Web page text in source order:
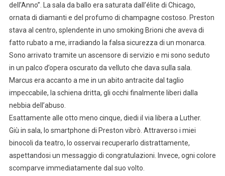
dell’Anno”. La sala da ballo era saturata dall’élite di Chicago,
ornata di diamanti e del profumo di champagne costoso. Preston
stava al centro, splendente in uno smoking Brioni che aveva di
fatto rubato a me, irradiando la falsa sicurezza di un monarca.
Sono arrivato tramite un ascensore di servizio e mi sono seduto
in un palco d’opera oscurato da velluto che dava sulla sala.
Marcus era accanto a me in un abito antracite dal taglio
impeccabile, la schiena dritta, gli occhi finalmente liberi dalla
nebbia dell’abuso.
Esattamente alle otto meno cinque, diedi il via libera a Luther.
Giù in sala, lo smartphone di Preston vibrò. Attraverso i miei
binocoli da teatro, lo osservai recuperarlo distrattamente,
aspettandosi un messaggio di congratulazioni. Invece, ogni colore
scomparve immediatamente dal suo volto.